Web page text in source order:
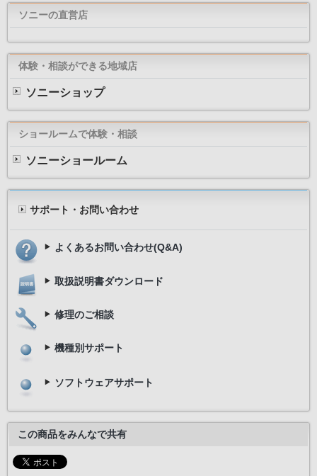
ソニーの直営店
体験・相談ができる地域店
ソニーショップ
ショールームで体験・相談
ソニーショールーム
サポート・お問い合わせ
よくあるお問い合わせ(Q&A)
取扱説明書ダウンロード
修理のご相談
機種別サポート
ソフトウェアサポート
この商品をみんなで共有